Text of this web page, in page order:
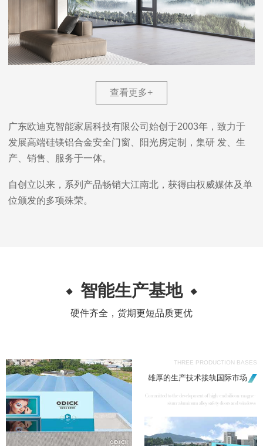
查看更多+
广东欧迪克智能家居科技有限公司始创于2003年，致力于
发展高端硅镁铝合金安全门窗、阳光房定制，集研 发、生
产、销售、服务于一体。
自创立以来，系列产品畅销大江南北，获得由权威媒体及单
位颁发的多项殊荣。
智能生产基地
硬件齐全，货期更短品质更优
THREE PRODUCTION BASES
雄厚的生产技术接轨国际市场